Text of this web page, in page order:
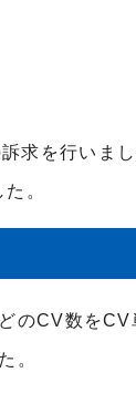
求を行いま
。
のCV数を
。